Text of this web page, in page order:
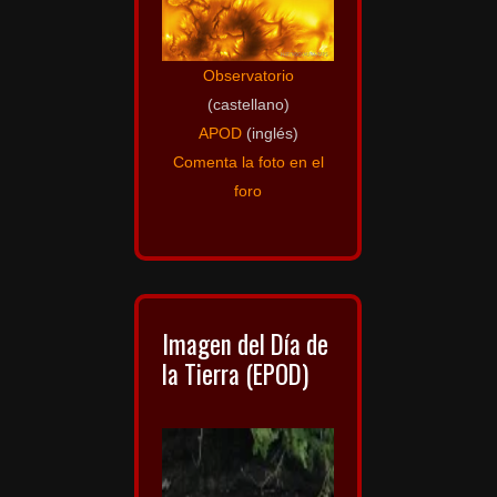
Observatorio
(castellano)
APOD(inglés)
Comenta la foto en el
foro
Imagen del Día de
la Tierra (EPOD)